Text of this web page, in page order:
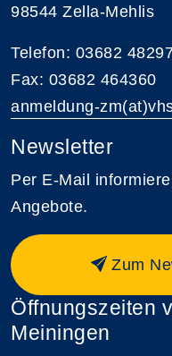
98544 Zella-Mehlis
Telefon: 03682
Fax: 03682 464360
anmeldung-
Newsletter
Per E-Mail
Angebote.
Zum
Öffnungszeiten
Meiningen